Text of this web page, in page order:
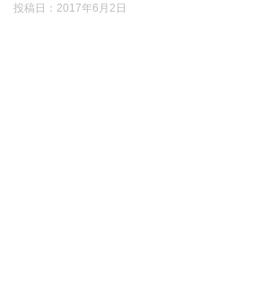
投稿日： 2017年6月2日